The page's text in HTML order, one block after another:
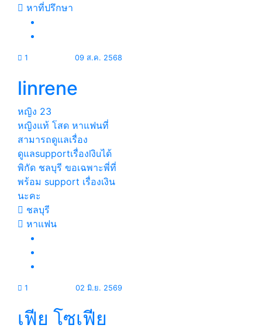
หาที่ปรึกษา
1 09 ส.ค. 2568
linrene
หญิง 23
หญิงแท้ โสด หาแฟนที่
สามารถดูแลเรื่อง
ดูแลsupportเรื่องlงิuได้
พิกัด ชลบุรี ขอเฉพาะพี่ที่
พร้อม support เรื่องเงิน
นะคะ
ชลบุรี
หาแฟน
1 02 มิ.ย. 2569
เฟีย โซเฟีย